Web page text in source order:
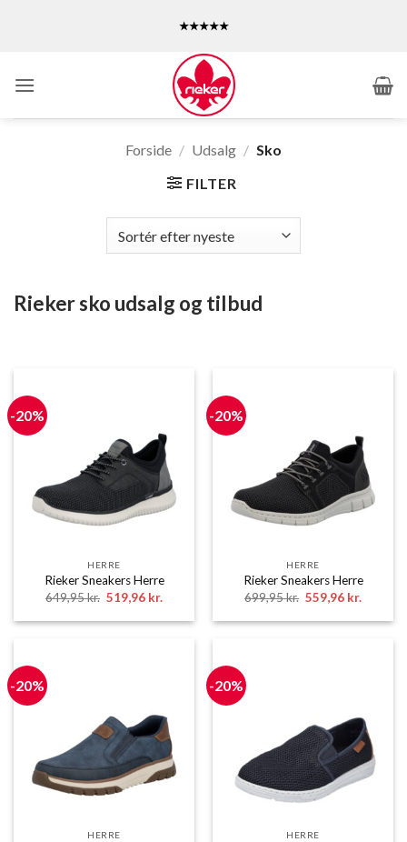
★★★★★
Forside / Udsalg / Sko
FILTER
Rieker sko udsalg og tilbud
-20%
HERRE
Rieker Sneakers Herre
649,95kr. Den
oprindelige
pris
519,96 kr.
pris
-20%
HERRE
Rieker Sneakers Herre
699,95kr. Den
oprindelige
pris
559,96 kr.
pris
-20%
HERRE
-20%
HERRE